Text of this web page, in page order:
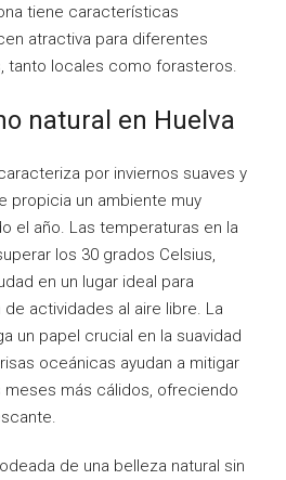
tiene características
atractiva para diferentes
tanto locales como forasteros.
natural en Huelva
por inviernos suaves y
propicia un ambiente muy
el año. Las temperaturas en la
los 30 grados Celsius,
en un lugar ideal para
actividades al aire libre. La
un papel crucial en la suavidad
oceánicas ayudan a mitigar
más cálidos, ofreciendo
de una belleza natural sin